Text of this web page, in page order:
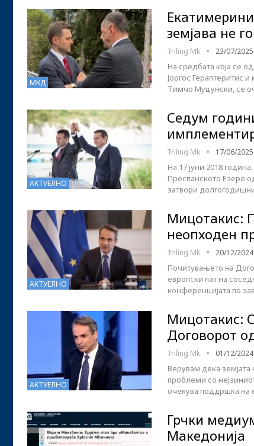
МКД
земјава не
Triling Mk 23/07/2025
На средбата која се
Јоргос Гераптеритис
Тимчо Муцунски, се
АКТУЕЛНО
Седум
Triling Mk 17/06/2025
На 17 јуни 2018
Преспанското Езеро
затвори
АКТУЕЛНО
Мицотакис:
неопходен
Triling Mk 20/12/2024
Почитувањето на
европски пат на
конференцијата по
АКТУЕЛНО
Мицотакис:
Договорот
Triling Mk 01/12/2024
Верувам дека земјата
проблеми со
очекува поддршка на
Грчки
Македонија